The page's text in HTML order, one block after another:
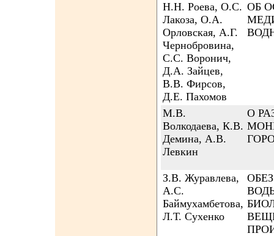
Н.Н. Роева, О.С.
Лакоза, О.А.
Орловская, А.Г.
Чернобровина,
С.С. Воронич,
Д.А. Зайцев,
В.В. Фирсов,
Д.Е. Пахомов
ОБ
М.В.
Волкодаева, К.В.
Демина, А.В.
Левкин
О
З.В. Журавлева,
А.С.
Баймухамбетова,
Л.Т. Сухенко